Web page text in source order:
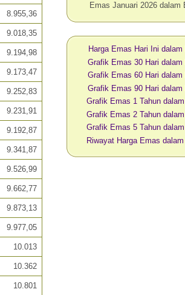
8.955,36
9.018,35
9.194,98
9.173,47
9.252,83
9.231,91
9.192,87
9.341,87
9.526,99
9.662,77
9.873,13
9.977,05
10.013
10.362
10.801
Emas Januari 2026 dalam
Harga Emas Hari Ini dalam
Grafik Emas 30 Hari dalam
Grafik Emas 60 Hari dalam
Grafik Emas 90 Hari dalam
Grafik Emas 1 Tahun
Grafik Emas 2 Tahun
Grafik Emas 5 Tahun
Riwayat Harga Emas